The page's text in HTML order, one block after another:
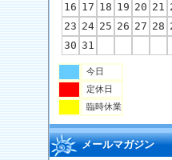
16 17 18 19 20 21
23 24 25 26 27 28
30 31
今日
定休日
臨時休業
メールマガジン